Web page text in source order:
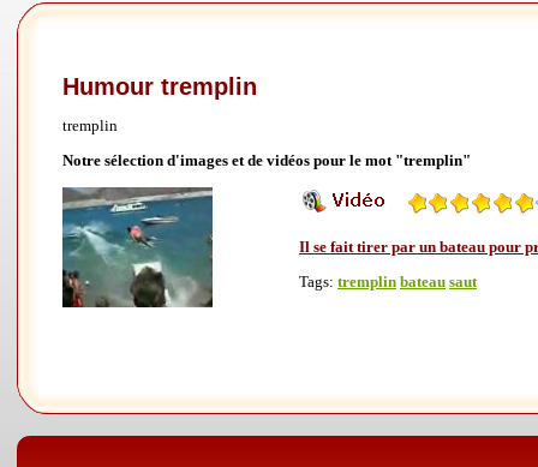
Humour tremplin
tremplin
Notre sélection d'images et de vidéos pour le mot "tremplin"
Il se fait tirer par un bateau pour
Tags: tremplin bateau saut